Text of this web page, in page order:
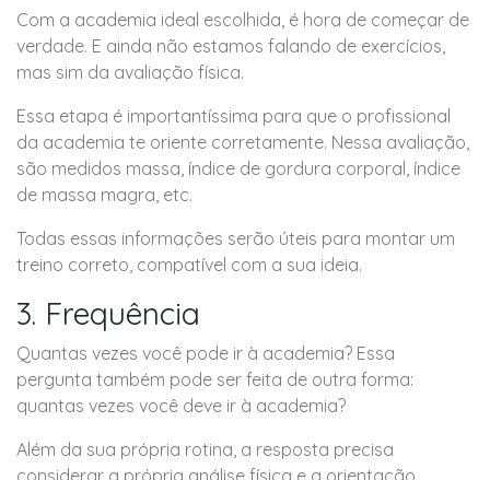
Com a academia ideal escolhida, é hora de começar de
verdade. E ainda não estamos falando de exercícios,
mas sim da avaliação física.
Essa etapa é importantíssima para que o profissional
da academia te oriente corretamente. Nessa avaliação,
são medidos massa, índice de gordura corporal, índice
de massa magra, etc.
Todas essas informações serão úteis para montar um
treino correto, compatível com a sua ideia.
3. Frequência
Quantas vezes você pode ir à academia? Essa
pergunta também pode ser feita de outra forma:
quantas vezes você deve ir à academia?
Além da sua própria rotina, a resposta precisa
considerar a própria análise física e a orientação